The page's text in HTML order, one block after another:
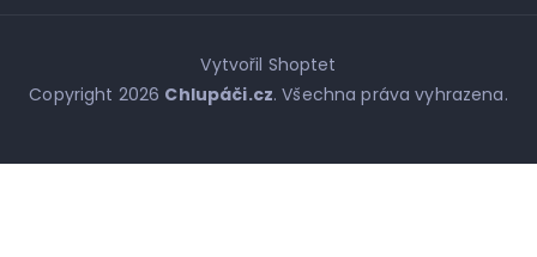
Vytvořil Shoptet
Copyright 2026 Chlupáči.cz. Všechna práva vyhrazena.